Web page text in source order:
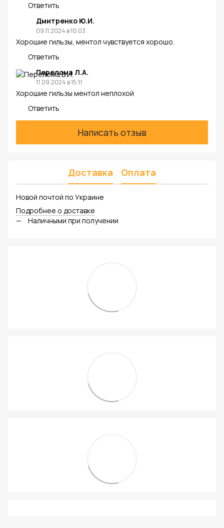
Ответить
Дмитренко Ю.И.
09.11.2024 в 10:03
Хорошие гильзы, ментол чувствуется хорошо.
Ответить
Перелома Л.А.
11.09.2024 в 15:11
Хорошие гильзы ментол неплохой
Ответить
Написать отзыв
Доставка Оплата
Новой почтой по Украине
Подробнее о доставке
Наличными при получении